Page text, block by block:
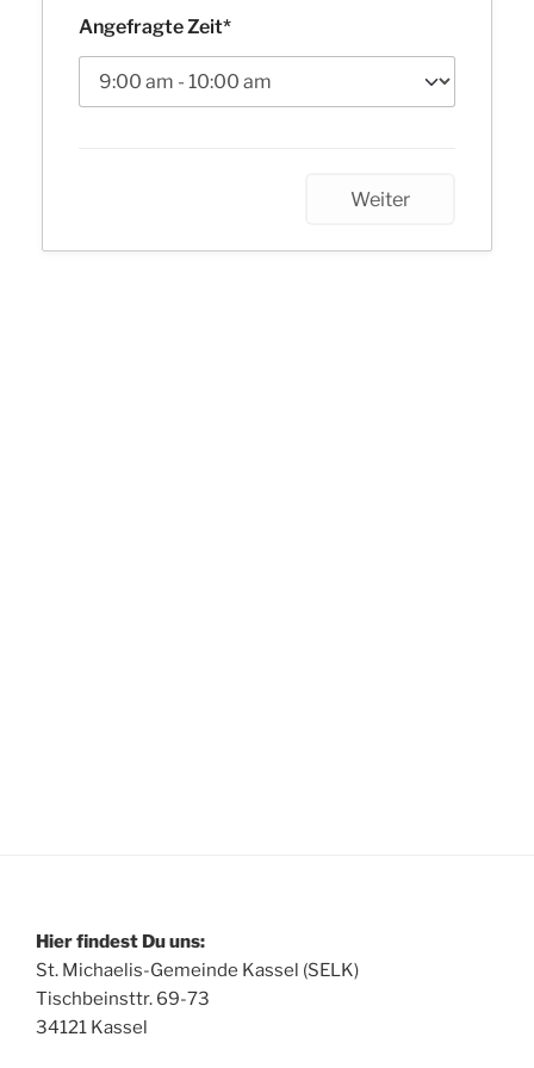
Angefragte Zeit*
Weiter
Hier findest Du uns:
St. Michaelis-Gemeinde Kassel (SELK)
Tischbeinsttr. 69-73
34121 Kassel